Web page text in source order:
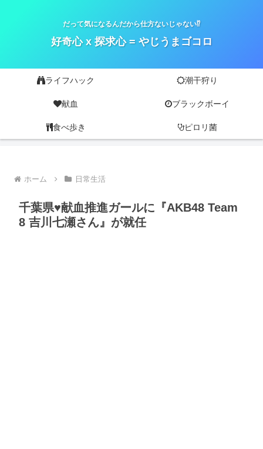
だって気になるんだから仕方ないじゃない⁉
好奇心 x 探求心 = やじうまゴコロ
ライフハック 潮干狩り
献血 ブラックボーイ
食べ歩き ピロリ菌
ホーム 日常生活
千葉県♥献血推進ガールに『AKB48 Team
8 吉川七瀬さん』が就任